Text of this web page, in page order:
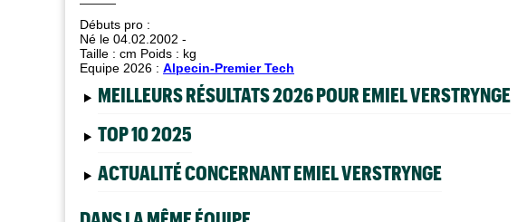
Débuts pro :
Né le 04.02.2002 -
Taille : cm Poids : kg
Equipe 2026 : Alpecin-Premier Tech
MEILLEURS RÉSULTATS 2026 POUR EMIEL VERSTRYNGE
TOP 10 2025
ACTUALITÉ CONCERNANT EMIEL VERSTRYNGE